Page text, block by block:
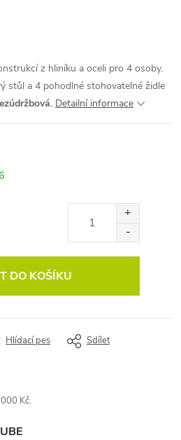
z hliníku a oceli pro 4 osoby.
stůl a 4 pohodlné stohovatelné židle
Detailní informace
DO KOŠÍKU
Hlídací pes Sdílet
Kč.